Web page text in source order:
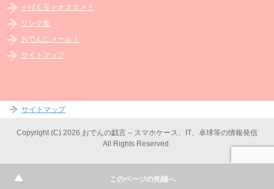
＜げん玉＞オススメ！
リンク集
おでんにメール！
サイトマップ
サイトマップ
Copyright (C) 2026 おでんの戯言 – スマホケース、IT、卓球等の情報発信
All Rights Reserved.
このページの先頭へ